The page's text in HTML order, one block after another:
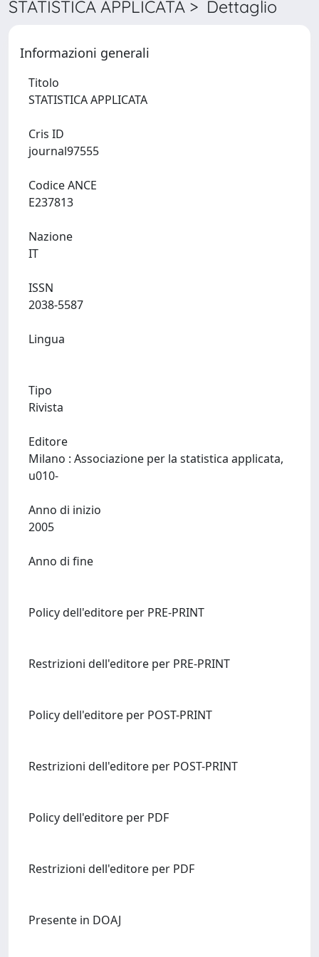
STATISTICA APPLICATA > Dettaglio
Informazioni generali
Titolo
Cris ID
Codice ANCE
Nazione
ISSN
Lingua
Tipo
Rivista
Editore
Milano : Associazione per la statistica applicata,
Anno di inizio
Anno di fine
Policy dell'editore per PRE-PRINT
Restrizioni dell'editore per PRE-PRINT
Policy dell'editore per POST-PRINT
Restrizioni dell'editore per POST-PRINT
Policy dell'editore per PDF
Restrizioni dell'editore per PDF
Presente in DOAJ